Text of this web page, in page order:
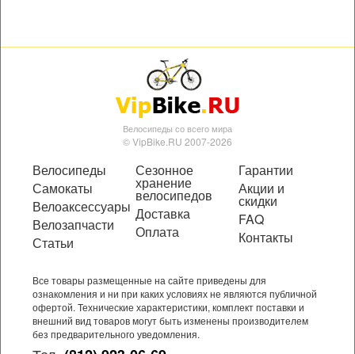
Велосипеды со всего мира
© VipBike.RU 2007-2026
Велосипеды
Самокаты
Велоаксессуары
Велозапчасти
Статьи
Сезонное
хранение
велосипедов
Доставка
Оплата
Гарантии
Акции и
скидки
FAQ
Контакты
Все товары размещенные на сайте приведены для
ознакомления и ни при каких условиях не являются публичной
офертой. Технические характеристики, комплект поставки и
внешний вид товаров могут быть изменены производителем
без предварительного уведомления.